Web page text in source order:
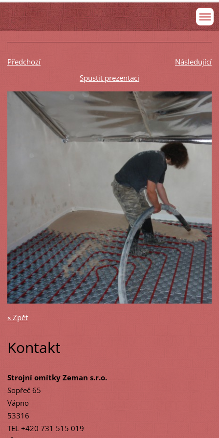
Předchozí
Následující
Spustit prezentaci
« Zpět
Kontakt
Strojní omítky Zeman s.r.o.
Sopřeč 65
Vápno
53316
TEL +420 731 515 019